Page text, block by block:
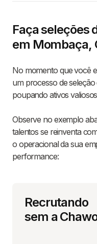
Faça seleções
em Mombaça,
No momento que você
um processo de
poupando ativos
Observe no exemplo
talentos se reinventa
o operacional da sua
performance:
Recrutando
sem a